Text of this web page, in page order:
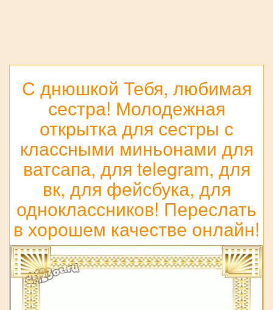
С днюшкой Тебя, любимая
сестра! Молодежная
открытка для сестры с
классными миньонами для
ватсапа, для telegram, для
вк, для фейсбука, для
одноклассников! Переслать
в хорошем качестве онлайн!